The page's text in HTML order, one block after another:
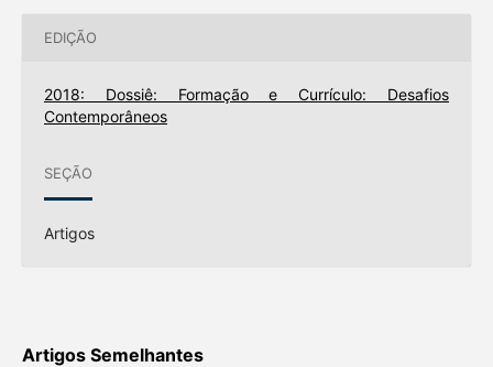
EDIÇÃO
2018: Dossiê: Formação e Currículo: Desafios
Contemporâneos
SEÇÃO
Artigos
Artigos Semelhantes